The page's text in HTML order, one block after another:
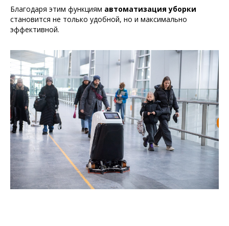
Благодаря этим функциям автоматизация уборки
становится не только удобной, но и максимально
эффективной.